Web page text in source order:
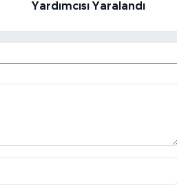
Yardımcısı Yaralandı